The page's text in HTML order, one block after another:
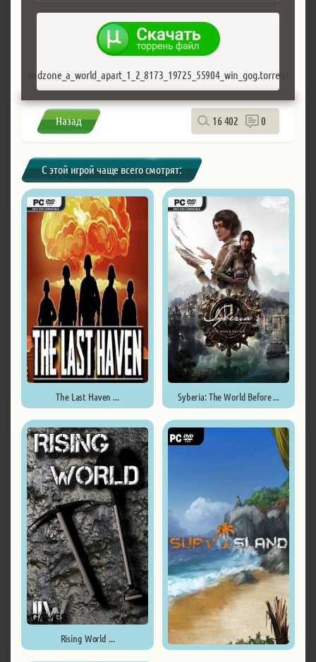
endzone_a_world_apart_1_2_8173_19725_55904_win_gog.torrent
Назад 16 402 0
С этой игрой чаще всего смотрят:
The Last Haven ... Syberia: The World Before ...
Rising World ...